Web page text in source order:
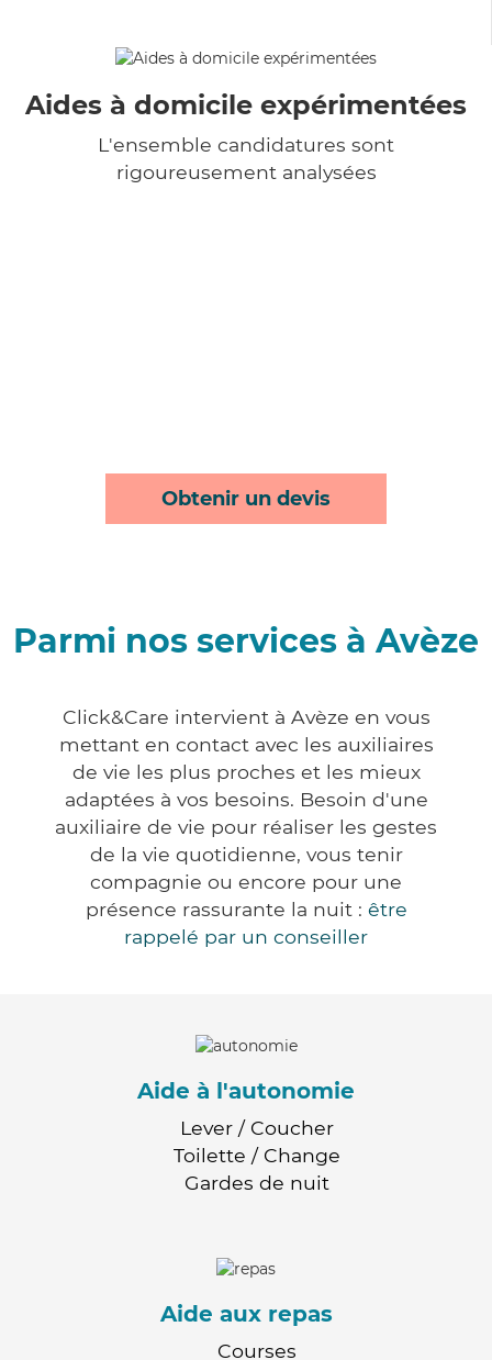
Aides à domicile expérimentées
L'ensemble candidatures sont
rigoureusement analysées
Obtenir un devis
Parmi nos services à Avèze
Click&Care intervient à Avèze en vous
mettant en contact avec les auxiliaires
de vie les plus proches et les mieux
adaptées à vos besoins. Besoin d'une
auxiliaire de vie pour réaliser les gestes
de la vie quotidienne, vous tenir
compagnie ou encore pour une
présence rassurante la nuit : être
rappelé par un conseiller
Aide à l'autonomie
Lever / Coucher
Toilette / Change
Gardes de nuit
Aide aux repas
Courses